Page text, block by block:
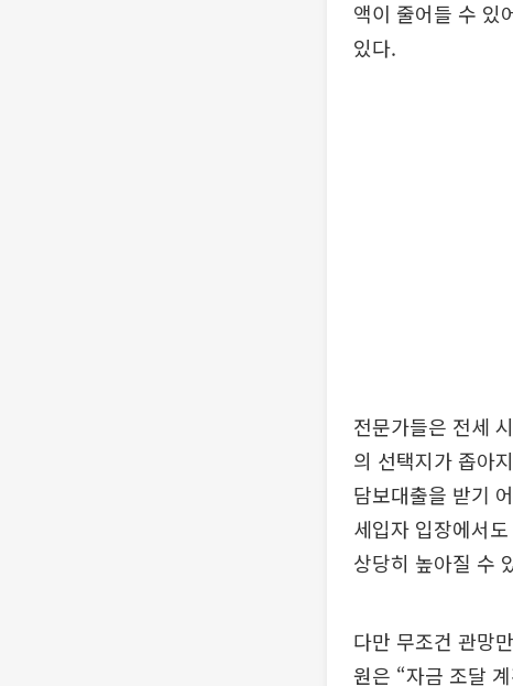
액이 줄어들 수 있
있다.
전문가들은 전세
의 선택지가 좁아
담보대출을 받기
세입자 입장에서
상당히 높아질 수
다만 무조건 관망
원은 “자금 조달